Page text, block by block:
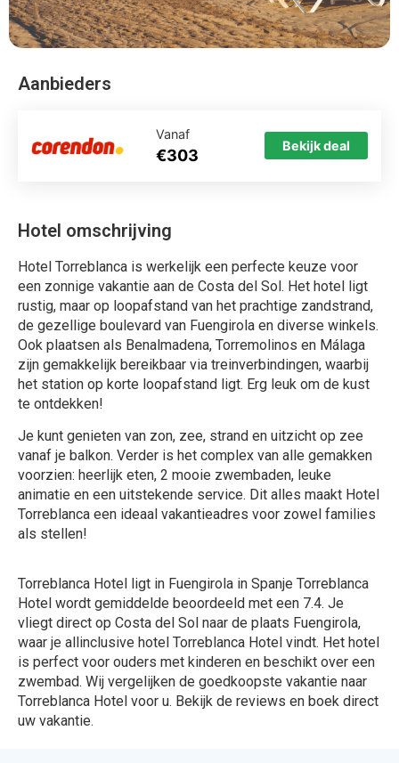
Hotel omschrijving
Hotel Torreblanca is werkelijk een perfecte keuze voor
een zonnige vakantie aan de Costa del Sol. Het hotel ligt
rustig, maar op loopafstand van het prachtige zandstrand,
de gezellige boulevard van Fuengirola en diverse winkels.
Ook plaatsen als Benalmadena, Torremolinos en Málaga
zijn gemakkelijk bereikbaar via treinverbindingen, waarbij
het station op korte loopafstand ligt. Erg leuk om de kust
te ontdekken!
Je kunt genieten van zon, zee, strand en uitzicht op zee
vanaf je balkon. Verder is het complex van alle gemakken
voorzien: heerlijk eten, 2 mooie zwembaden, leuke
animatie en een uitstekende service. Dit alles maakt Hotel
Torreblanca een ideaal vakantieadres voor zowel families
als stellen!
Torreblanca Hotel ligt in Fuengirola in Spanje Torreblanca
Hotel wordt gemiddelde beoordeeld met een 7.4. Je
vliegt direct op Costa del Sol naar de plaats Fuengirola,
waar je allinclusive hotel Torreblanca Hotel vindt. Het hotel
is perfect voor ouders met kinderen en beschikt over een
zwembad. Wij vergelijken de goedkoopste vakantie naar
Torreblanca Hotel voor u. Bekijk de reviews en boek direct
uw vakantie.
Aanbieders
Vanaf
€303 Bekijk deal